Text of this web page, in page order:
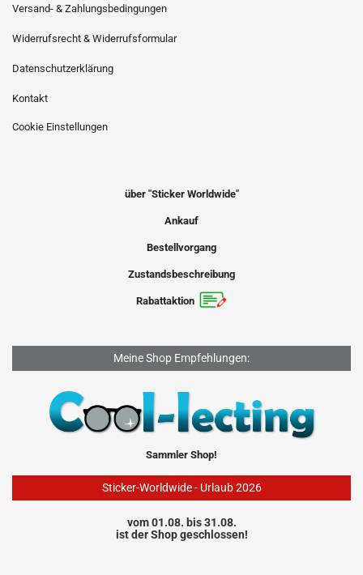
Versand- & Zahlungsbedingungen
Widerrufsrecht & Widerrufsformular
Datenschutzerklärung
Kontakt
Cookie Einstellungen
über "Sticker Worldwide"
Ankauf
Bestellvorgang
Zustandsbeschreibung
Rabattaktion
Meine Shop Empfehlungen:
Sammler Shop!
Sticker-Worldwide - Urlaub 2026
vom 01.08. bis 31.08.
ist der Shop geschlossen!